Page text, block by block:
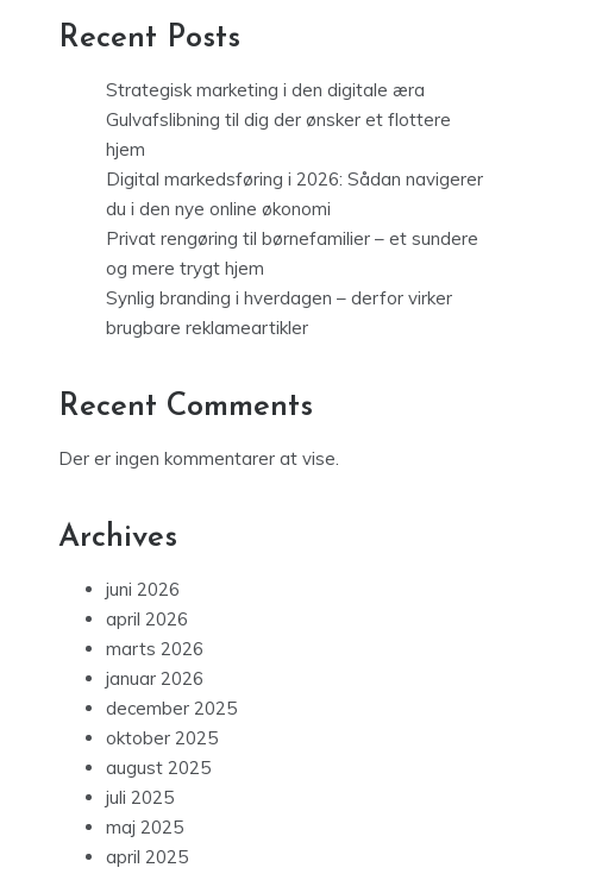
Recent Posts
Strategisk marketing i den digitale æra
Gulvafslibning til dig der ønsker et flottere
hjem
Digital markedsføring i 2026: Sådan navigerer
du i den nye online økonomi
Privat rengøring til børnefamilier – et sundere
og mere trygt hjem
Synlig branding i hverdagen – derfor virker
brugbare reklameartikler
Recent Comments
Der er ingen kommentarer at vise.
Archives
juni 2026
april 2026
marts 2026
januar 2026
december 2025
oktober 2025
august 2025
juli 2025
maj 2025
april 2025